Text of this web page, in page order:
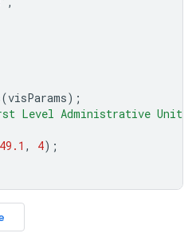
(visParams);
Level Administrative Units'
49.1 , 4);